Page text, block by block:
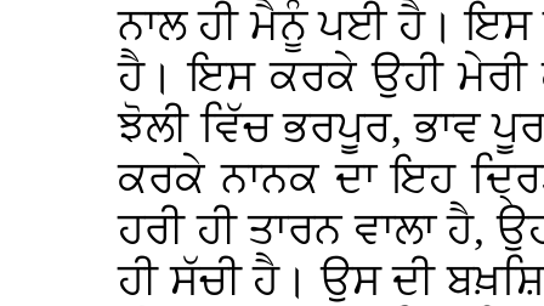
ਨਾਲ ਹੀ ਮੈਨੂੰ ਪਈ ਹੈ। ਇਸ
ਹੈ। ਇਸ ਕਰਕੇ ਉਹੀ ਮੇਰੀ
ਝੋਲੀ ਵਿੱਚ ਭਰਪੂਰ, ਭਾਵ
ਕਰਕੇ ਨਾਨਕ ਦਾ ਇਹ
ਹਰੀ ਹੀ ਤਾਰਨ ਵਾਲਾ ਹੈ,
ਹੀ ਸੱਚੀ ਹੈ। ਉਸ ਦੀ